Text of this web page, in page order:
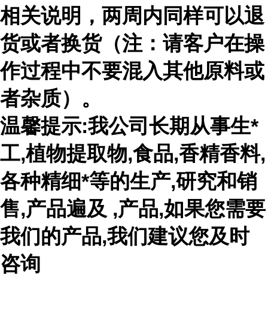
相关说明，两周内同样可以退
货或者换货（注：请客户在操
作过程中不要混入其他原料或
者杂质）。
温馨提示:我公司长期从事生*
工,植物提取物,食品,香精香料,
各种精细*等的生产,研究和销
售,产品遍及 ,产品,如果您需要
我们的产品,我们建议您及时
咨询